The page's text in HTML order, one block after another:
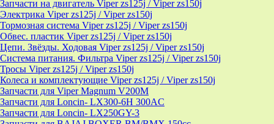
Запчасти на двигатель Viper zs125j / Viper zs150j
Электрика Viper zs125j / Viper zs150j
Тормозная система Viper zs125j / Viper zs150j
Обвес. пластик Viper zs125j / Viper zs150j
Цепи. Звёзды. Ходовая Viper zs125j / Viper zs150j
Система питания. Фильтра Viper zs125j / Viper zs150j
Тросы Viper zs125j / Viper zs150j
Колеса и комплектующие Viper zs125j / Viper zs150j
Запчасти для Viper Magnum V200M
Запчасти для Loncin- LX300-6H 300AC
Запчасти для Loncin- LX250GY-3